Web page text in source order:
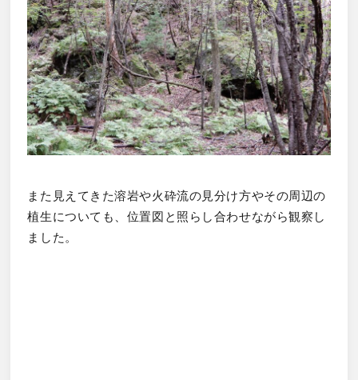
また見えてきた溶岩や火砕流の見分け方やその周辺の
植生についても、位置図と照らし合わせながら観察し
ました。